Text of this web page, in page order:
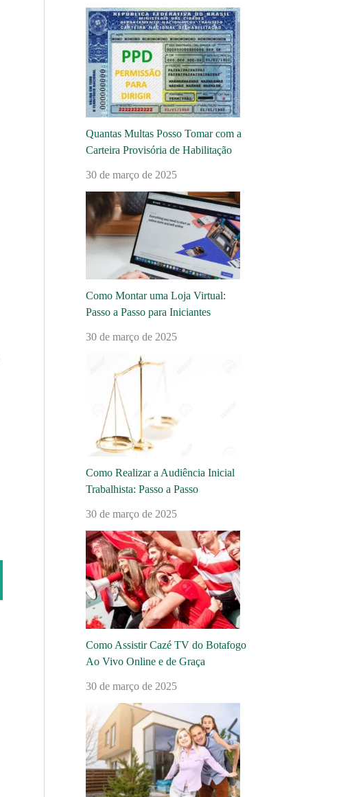
Quantas Multas Posso Tomar com a
Carteira Provisória de Habilitação
30 de março de 2025
Como Montar uma Loja Virtual:
Passo a Passo para Iniciantes
30 de março de 2025
Como Realizar a Audiência Inicial
Trabalhista: Passo a Passo
30 de março de 2025
Como Assistir Cazé TV do Botafogo
Ao Vivo Online e de Graça
30 de março de 2025